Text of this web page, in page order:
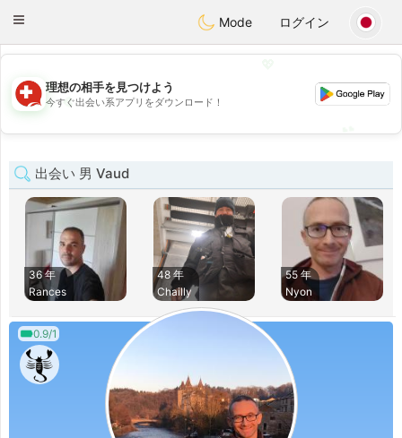
Suissi
Toggle
Mode ログイン
💖
💕
理想の相手を見つけよう
今すぐ出会い系アプリをダウンロード！
出会い 男 Vaud
36 年
Rances
48 年
Chailly
55 年
Nyon
0.9/1